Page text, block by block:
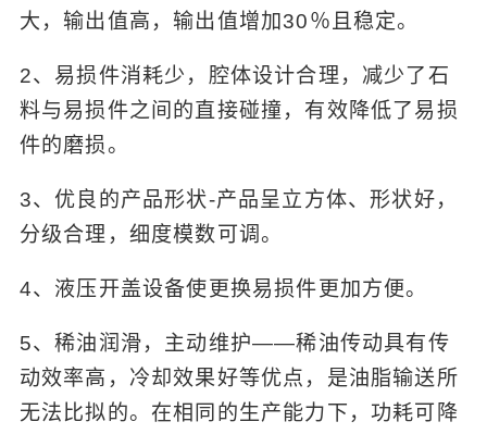
大，输出值高，输出值增加30％且稳定。
2、易损件消耗少，腔体设计合理，减少了石
料与易损件之间的直接碰撞，有效降低了易损
件的磨损。
3、优良的产品形状-产品呈立方体、形状好，
分级合理，细度模数可调。
4、液压开盖设备使更换易损件更加方便。
5、稀油润滑，主动维护——稀油传动具有传
动效率高，冷却效果好等优点，是油脂输送所
无法比拟的。在相同的生产能力下，功耗可降